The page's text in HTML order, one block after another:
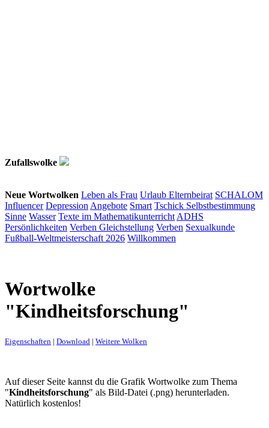
Zufallswolke
Neue Wortwolken Leben als Frau Urlaub Elternbeirat SCHALOM
Influencer Depression Angebote Smart Tschick Selbstbestimmung
Sinne Wasser Texte im Mathematikunterricht ADHS
Persönlichkeiten Verben Gleichstellung Verben Sexualkunde
Fußball-Weltmeisterschaft 2026 Willkommen
Wortwolke
"Kindheitsforschung"
Eigenschaften | Download | Weitere Wolken
Auf dieser Seite kannst du die Grafik Wortwolke zum Thema
"Kindheitsforschung" als Bild-Datei (.png) herunterladen.
Natürlich kostenlos!